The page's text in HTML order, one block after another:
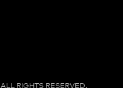
ALL RIGHTS RESERVED.